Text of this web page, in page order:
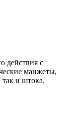
действия с
манжеты,
и штока.